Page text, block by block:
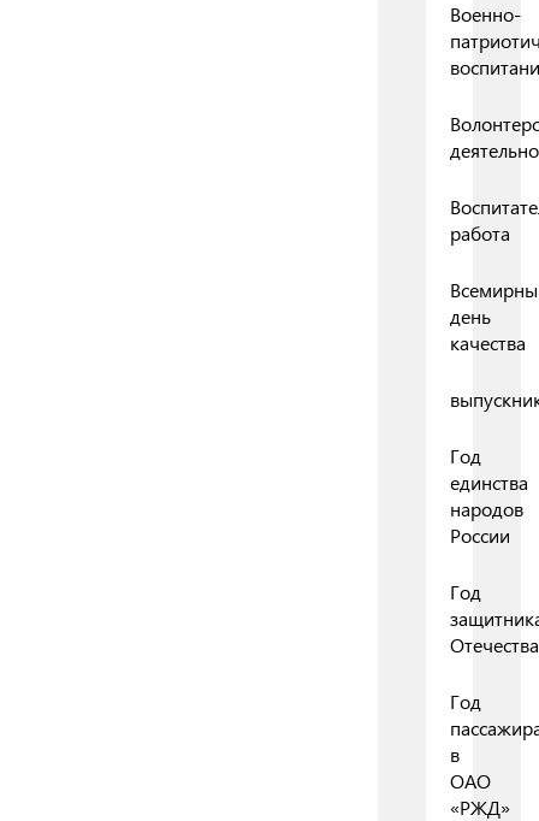
Военно-
работа
день
качества
Год
единства
народов
России
Год
Отечества
Год
в
ОАО
«РЖД»